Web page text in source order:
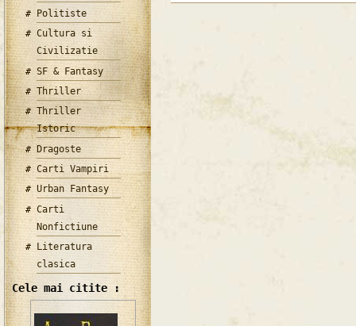
Politiste
Cultura si
Civilizatie
SF & Fantasy
Thriller
Thriller
Istoric
Dragoste
Carti Vampiri
Urban Fantasy
Carti
Nonfictiune
Literatura
clasica
Cele mai citite :